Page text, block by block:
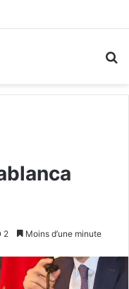
2 Moins d’une minute